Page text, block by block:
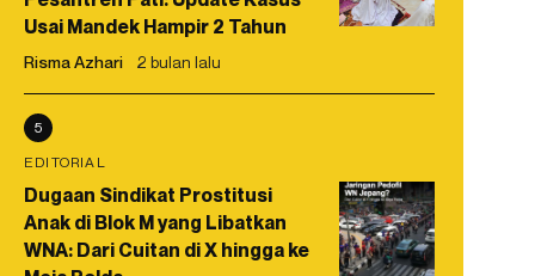
Usai Mandek Hampir 2 Tahun
Risma Azhari 2 bulan lalu
5
EDITORIAL
Dugaan Sindikat Prostitusi
Anak di Blok M yang Libatkan
WNA: Dari Cuitan di X hingga ke